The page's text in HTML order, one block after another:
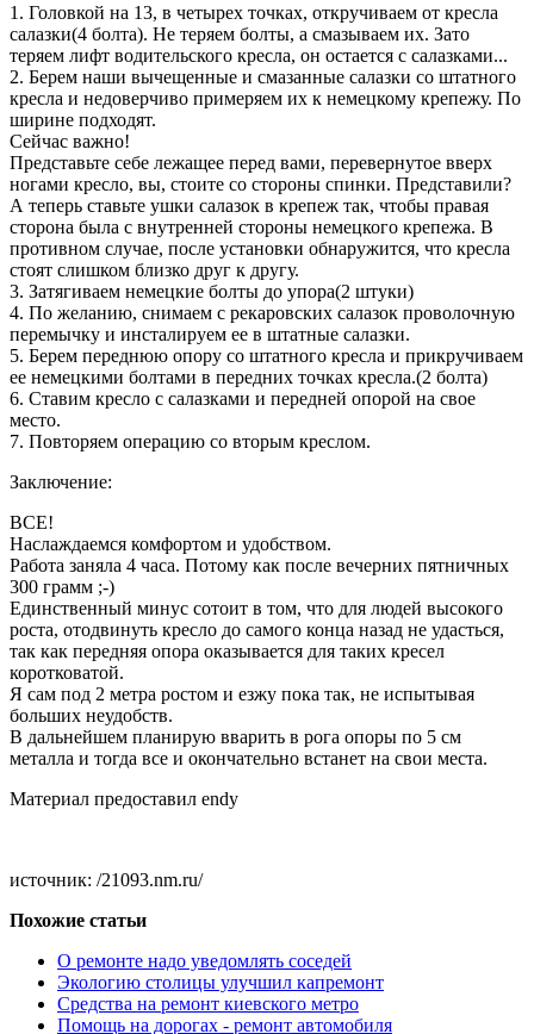
1. Головкой на 13, в четырех точках, откручиваем от кресла
салазки(4 болта). Не теряем болты, а смазываем их. Зато
теряем лифт водительского кресла, он остается с салазками...
2. Берем наши вычещенные и смазанные салазки со штатного
кресла и недоверчиво примеряем их к немецкому крепежу. По
ширине подходят.
Сейчас важно!
Представьте себе лежащее перед вами, перевернутое вверх
ногами кресло, вы, стоите со стороны спинки. Представили?
А теперь ставьте ушки салазок в крепеж так, чтобы правая
сторона была с внутренней стороны немецкого крепежа. В
противном случае, после установки обнаружится, что кресла
стоят слишком близко друг к другу.
3. Затягиваем немецкие болты до упора(2 штуки)
4. По желанию, снимаем с рекаровских салазок проволочную
перемычку и инсталируем ее в штатные салазки.
5. Берем переднюю опору со штатного кресла и прикручиваем
ее немецкими болтами в передних точках кресла.(2 болта)
6. Ставим кресло с салазками и передней опорой на свое
место.
7. Повторяем операцию со вторым креслом.
Заключение:
ВСЕ!
Наслаждаемся комфортом и удобством.
Работа заняла 4 часа. Потому как после вечерних пятничных
300 грамм ;-)
Единственный минус сотоит в том, что для людей высокого
роста, отодвинуть кресло до самого конца назад не удасться,
так как передняя опора оказывается для таких кресел
коротковатой.
Я сам под 2 метра ростом и езжу пока так, не испытывая
больших неудобств.
В дальнейшем планирую вварить в рога опоры по 5 см
металла и тогда все и окончательно встанет на свои места.
Материал предоставил endy
источник: /21093.nm.ru/
Похожие статьи
О ремонте надо уведомлять соседей
Экологию столицы улучшил капремонт
Средства на ремонт киевского метро
Помощь на дорогах - ремонт автомобиля